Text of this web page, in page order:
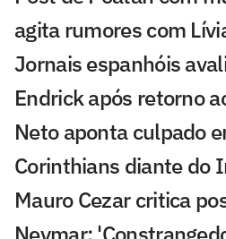
agita rumores com
Jornais espanhóis
Endrick após retorno
Neto aponta culpado
Corinthians diante do
Mauro Cezar critica